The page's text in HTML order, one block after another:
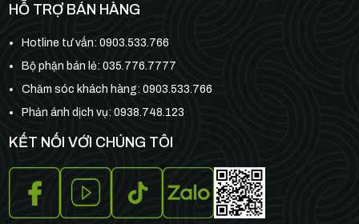
HỖ TRỢ BÁN HÀNG
Hotline tư vấn:0903.533.766
Bộ phận bán lẻ:035.776.7777
Chăm sóc khách hàng:0903.533.766
Phản ánh dịch vụ: 0938.748.123
KẾT NỐI VỚI CHÚNG TÔI